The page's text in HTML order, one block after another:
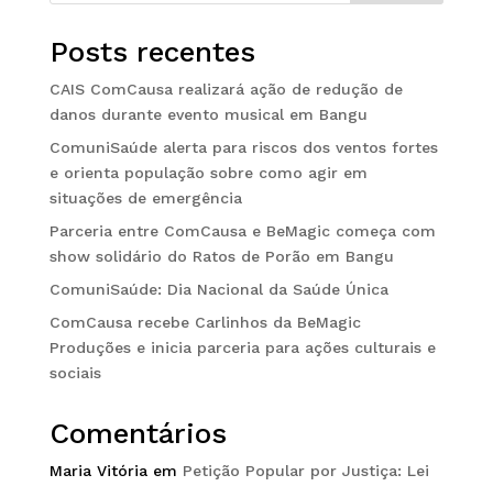
Posts recentes
CAIS ComCausa realizará ação de redução de
danos durante evento musical em Bangu
ComuniSaúde alerta para riscos dos ventos fortes
e orienta população sobre como agir em
situações de emergência
Parceria entre ComCausa e BeMagic começa com
show solidário do Ratos de Porão em Bangu
ComuniSaúde: Dia Nacional da Saúde Única
ComCausa recebe Carlinhos da BeMagic
Produções e inicia parceria para ações culturais e
sociais
Comentários
Maria Vitóriaem Petição Popular por Justiça: Lei